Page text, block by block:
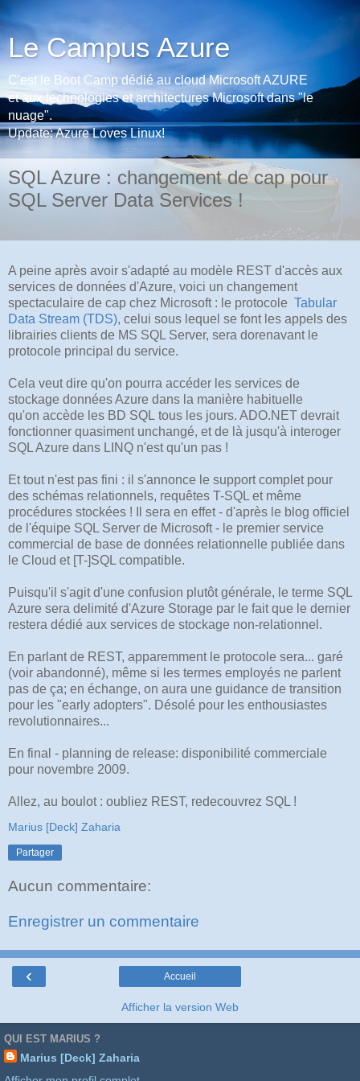
Le Campus Azure
C'est le Boot Camp dédié au cloud Microsoft AZURE
et aux technologies et architectures Microsoft dans "le
nuage".
Update: Azure Loves Linux!
SQL Azure : changement de cap pour
SQL Server Data Services !
A peine après avoir s'adapté au modèle REST d'accès aux
services de données d'Azure, voici un changement
spectaculaire de cap chez Microsoft : le protocole Tabular
Data Stream (TDS), celui sous lequel se font les appels des
librairies clients de MS SQL Server, sera dorenavant le
protocole principal du service.
Cela veut dire qu'on pourra accéder les services de
stockage données Azure dans la manière habituelle
qu'on accède les BD SQL tous les jours. ADO.NET devrait
fonctionner quasiment unchangé, et de là jusqu'à interoger
SQL Azure dans LINQ n'est qu'un pas !
Et tout n'est pas fini : il s'annonce le support complet pour
des schémas relationnels, requêtes T-SQL et même
procédures stockées ! Il sera en effet - d'après le blog officiel
de l'équipe SQL Server de Microsoft - le premier service
commercial de base de données relationnelle publiée dans
le Cloud et [T-]SQL compatible.
Puisqu'il s'agit d'une confusion plutôt générale, le terme SQL
Azure sera delimité d'Azure Storage par le fait que le dernier
restera dédié aux services de stockage non-relationnel.
En parlant de REST, apparemment le protocole sera... garé
(voir abandonné), même si les termes employés ne parlent
pas de ça; en échange, on aura une guidance de transition
pour les "early adopters". Désolé pour les enthousiastes
revolutionnaires...
En final - planning de release: disponibilité commerciale
pour novembre 2009.
Allez, au boulot : oubliez REST, redecouvrez SQL !
Marius [Deck] Zaharia
Partager
Aucun commentaire:
Enregistrer un commentaire
‹ Accueil
Afficher la version Web
QUI EST MARIUS ?
Marius [Deck] Zaharia